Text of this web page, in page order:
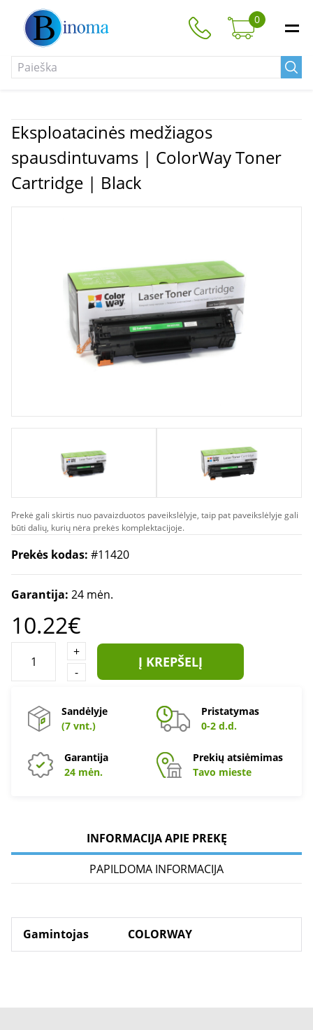
0
Eksploatacinės medžiagos
spausdintuvams | ColorWay Toner
Cartridge | Black
Prekė gali skirtis nuo pavaizduotos paveikslėlyje, taip pat paveikslėlyje gali
būti dalių, kurių nėra prekės komplektacijoje.
Prekės kodas: #11420
Garantija: 24 mėn.
10.22€
+
-
Į KREPŠELĮ
Sandėlyje
(7 vnt.)
Pristatymas
0-2 d.d.
Garantija
24 mėn.
Prekių atsiėmimas
Tavo mieste
INFORMACIJA APIE PREKĘ
PAPILDOMA INFORMACIJA
Gamintojas COLORWAY